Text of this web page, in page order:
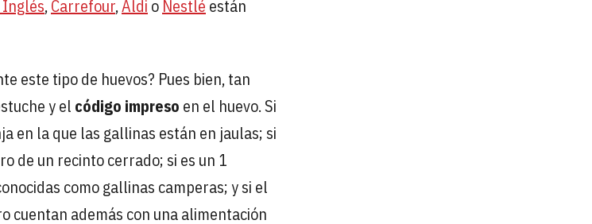
Inglés,Carrefour,Aldi o Nestlé están
este tipo de huevos? Pues bien, tan
y el código impreso en el huevo. Si
en la que las gallinas están en jaulas; si
de un recinto cerrado; si es un 1
como gallinas camperas; y si el
cuentan además con una alimentación